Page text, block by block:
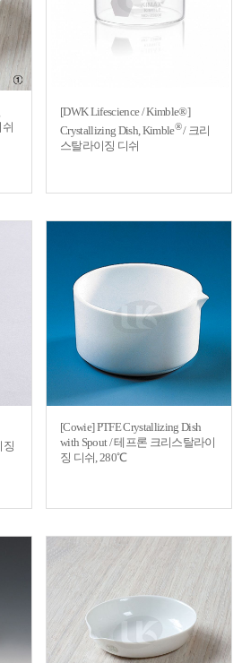
쉬
[DWK Lifescience / Kimble®]
Crystallizing Dish, Kimble®/ 크리
스탈라이징 디쉬
징
[Cowie] PTFE Crystallizing Dish
with Spout / 테프론 크리스탈라이
징 디쉬, 280℃